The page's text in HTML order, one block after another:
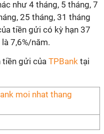
như 4 tháng, 5 tháng, 7
25 tháng, 31 tháng
tiền gửi có kỳ hạn 37
7,6%/năm.
tiền gửi của TPBank tại